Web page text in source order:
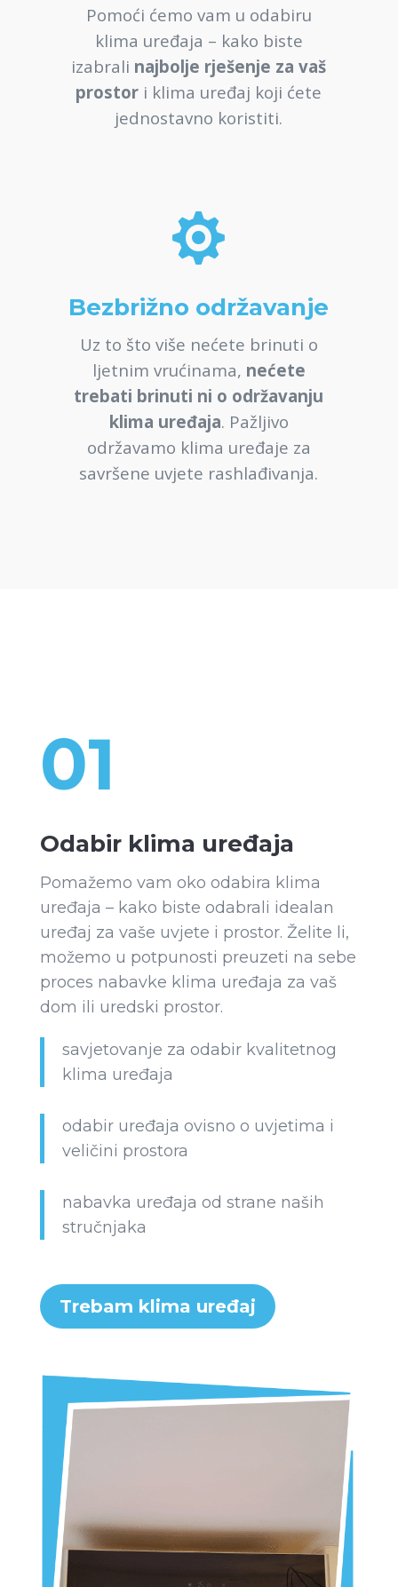
Pomoći ćemo vam u odabiru
klima uređaja – kako biste
izabrali najbolje rješenje za vaš
prostor i klima uređaj koji ćete
jednostavno koristiti.

Bezbrižno održavanje
Uz to što više nećete brinuti o
ljetnim vrućinama, nećete
trebati brinuti ni o održavanju
klima uređaja. Pažljivo
održavamo klima uređaje za
savršene uvjete rashlađivanja.
01
Odabir klima uređaja
Pomažemo vam oko odabira klima
uređaja – kako biste odabrali idealan
uređaj za vaše uvjete i prostor. Želite li,
možemo u potpunosti preuzeti na sebe
proces nabavke klima uređaja za vaš
dom ili uredski prostor.
savjetovanje za odabir kvalitetnog
klima uređaja
odabir uređaja ovisno o uvjetima i
veličini prostora
nabavka uređaja od strane naših
stručnjaka
Trebam klima uređaj